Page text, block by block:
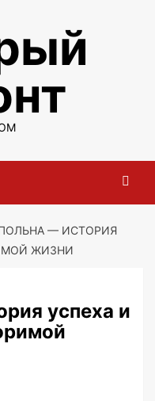
— ИСТОРИЯ
ЖИЗНИ
успеха и